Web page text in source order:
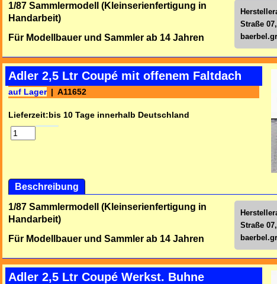
Straße
1/87 Sammlermodell (Kleinserienfertigung in
Handarbeit)
Für Modellbauer und Sammler ab 14 Jahren
Adler 2,5 Ltr Coupé mit offenem Faltdach
auf Lager A11652
Lieferzeit:bis 10 Tage innerhalb Deutschland
Beschreibung
Straße
1/87 Sammlermodell (Kleinserienfertigung in
Handarbeit)
Für Modellbauer und Sammler ab 14 Jahren
Adler 2,5 Ltr Coupé Werkst. Buhne